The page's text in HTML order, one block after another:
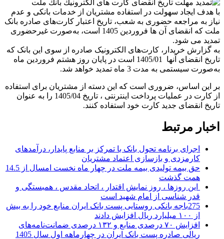
با هدف ایجاد سهولت در استفاده مشتریان از خدمات بانکی و عدم
نیاز به مراجعه حضوری به شعب، تاریخ اعتبار کارت‌های صادره بانک
ملت که انقضای آن ها فروردین 1405 است، به‌صورت غیرحضوری
تمدید می شود.
به گزارش خریدار، کارت‌های الکترونیک صادره از سوی این بانک که
تاریخ انقضای آنها 01‏‏/1405 است در پایان روز هشتم فروردین ماه
به‌صورت سیستمی به مدت 3 ماه تمدید خواهد شد.
بر این اساس، ضروری است که این دسته از مشتریان برای استفاده
از کارت‌ در عملیات پرداخت اینترنتی ، تاریخ 04‏‏/1405 را به عنوان
تاریخ انقضای جدید کارت خود استفاده کنند.
اخبار مرتبط
اجرای برنامه تحول بانک با تمرکز بر منابع پایدار، درآمدهای
کارمزدی و بازسازی اعتماد مشتریان
حق بیمه تولیدی بیمه ملت در چهار ماه نخست امسال از 14.5
همت گذشت
این روزها ، روز نمایش اقتدار ، اتحاد مقدس ، همبستگی و
قدر شناسی از امام شهید است
275باجه بانکی روستایی پست بانک ایران منابع خود را به بیش
از ۱۰۰ میلیارد ریال افزایش دادند
افزایش ۷۰ درصدی منابع و ۱۳۲ درصدی ضمانت‌نامه‌های
ریالی صادره پست بانک ایران در چهارماهه اول سال 1405